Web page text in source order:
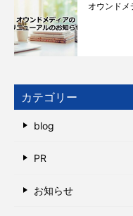
オウンド
カテゴリー
blog
PR
お知らせ